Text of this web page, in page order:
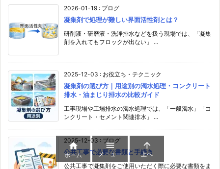
2026-01-19 : ブログ
凝集剤で処理が難しい界面活性剤とは？
研削液・研磨液・洗浄排水などを扱う現場では、「凝集
剤を入れてもフロックが出ない」 ...
2025-12-03 : お役立ち・テクニック
凝集剤の選び方｜用途別の濁水処理・コンクリート
排水・油まじり排水の比較ガイド
工事現場や工場排水の濁水処理では、「一般濁水」「コ
ンクリート・セメント関連排水」 ...
2025-12-03 : ブログ
公共工事で必要な書類と手続き
公共工事で凝集剤をご使用いただく際に必要な書類をま

ホーム

メニュー

上へ